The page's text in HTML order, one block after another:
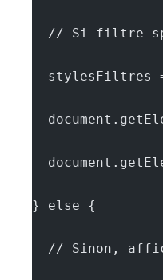
// Si filtre
stylesFiltres
} else {
// Sinon,